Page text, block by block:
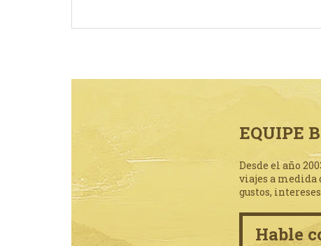
EQUIPE
Desde el año
viajes a medida
gustos,
Hable